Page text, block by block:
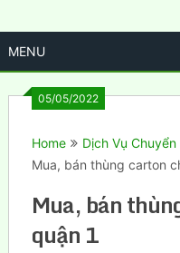
MENU
05/05/2022
Home
Dịch Vụ Chuyển
Mua, bán thùng carton
Mua, bán
quận 1